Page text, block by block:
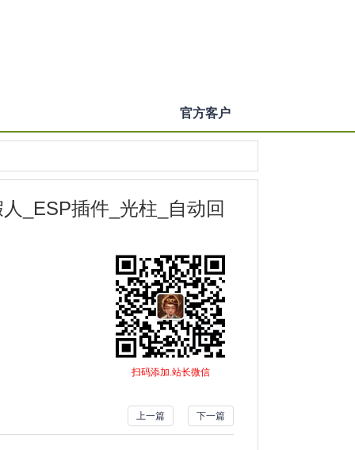
官方客户
_ESP插件_光柱_自动回
扫码添加.站长微信
上一篇 下一篇